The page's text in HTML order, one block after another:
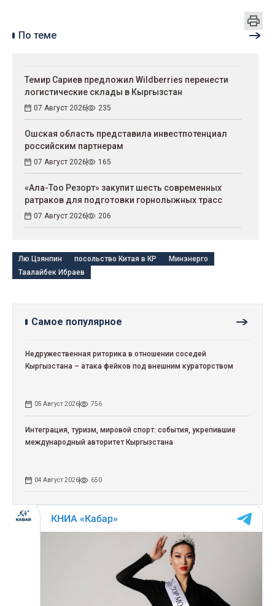
По теме
Темир Сариев предложил Wildberries перенести
логистические склады в Кыргызстан
07 Август 2026 235
Ошская область представила инвестпотенциал
российским партнерам
07 Август 2026 165
«Ала-Тоо Резорт» закупит шесть современных
ратраков для подготовки горнолыжных трасс
07 Август 2026 206
Лю Цзянпин посольство Китая в КР
Минэнерго
Таалайбек Ибраев
Самое популярное
Недружественная риторика в отношении соседей
Кыргызстана – атака фейков под внешним кураторством
05 Август 2026 756
Интеграция, туризм, мировой спорт: события, укрепившие
международный авторитет Кыргызстана
04 Август 2026 650